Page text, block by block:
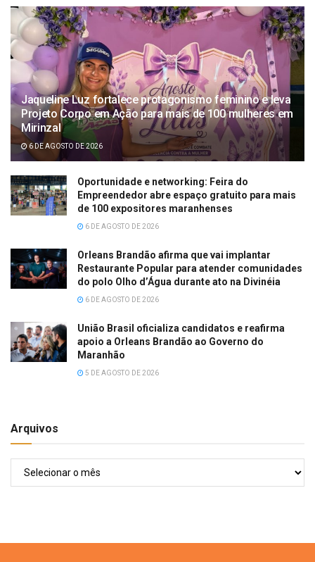
Jaqueline Luz fortalece protagonismo feminino e leva
Projeto Corpo em Ação para mais de 100 mulheres em
Mirinzal
6 DE AGOSTO DE 2026
Oportunidade e networking: Feira do
Empreendedor abre espaço gratuito para mais
de 100 expositores maranhenses
6 DE AGOSTO DE 2026
Orleans Brandão afirma que vai implantar
Restaurante Popular para atender comunidades
do polo Olho d’Água durante ato na Divinéia
6 DE AGOSTO DE 2026
União Brasil oficializa candidatos e reafirma
apoio a Orleans Brandão ao Governo do
Maranhão
5 DE AGOSTO DE 2026
Arquivos